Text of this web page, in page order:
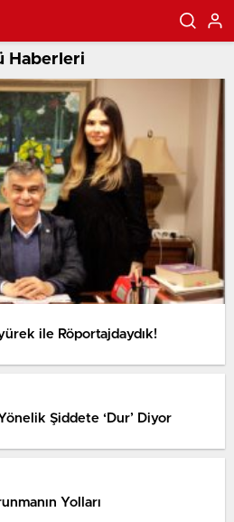
Haberleri
ile Röportajdaydık!
Şiddete ‘Dur’ Diyor
Yolları